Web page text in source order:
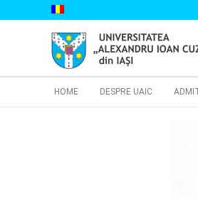
Cautare...
HOME DESPRE UAIC